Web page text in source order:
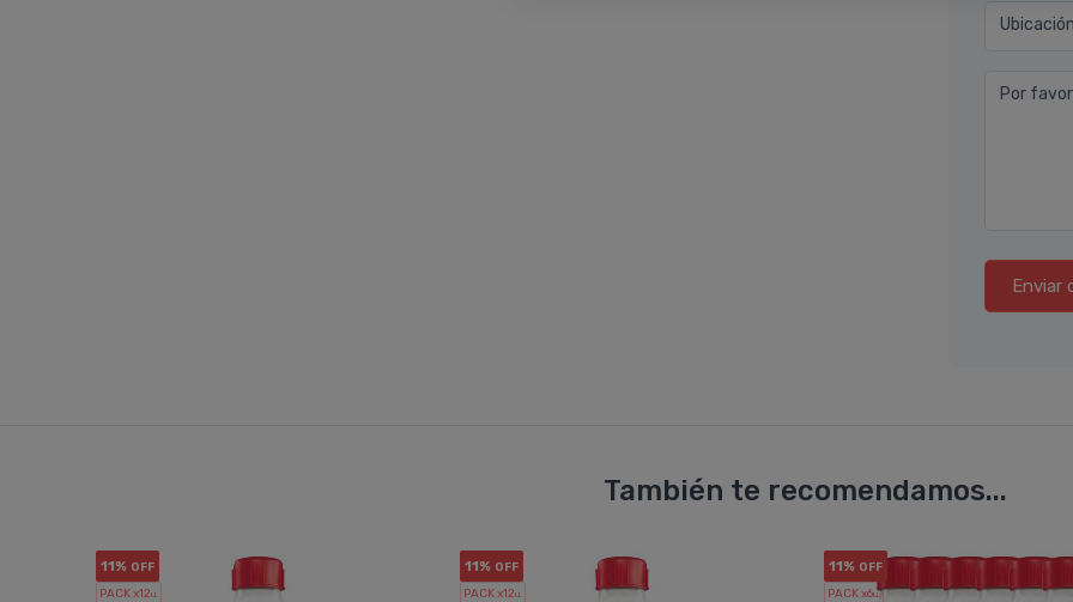
Ubicación
Por
Enviar
También te recomendamos...
11% OFF
PACK x12u.
11% OFF
PACK x12u.
11% OFF
PACK x6u.